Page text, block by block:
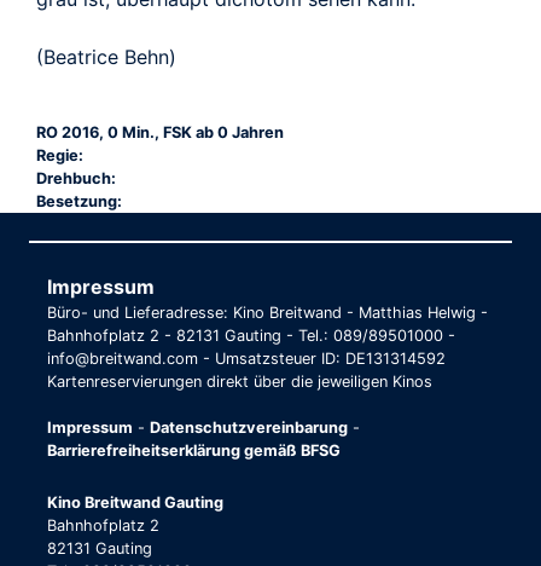
(Beatrice Behn)
RO 2016, 0 Min., FSK ab 0 Jahren
Regie:
Drehbuch:
Besetzung:
Impressum
Büro- und Lieferadresse: Kino Breitwand - Matthias Helwig -
Bahnhofplatz 2 - 82131 Gauting - Tel.: 089/89501000 -
info@breitwand.com - Umsatzsteuer ID: DE131314592
Kartenreservierungen direkt über die jeweiligen Kinos
Impressum - Datenschutzvereinbarung -
Barrierefreiheitserklärung gemäß BFSG
Kino Breitwand Gauting
Bahnhofplatz 2
82131 Gauting